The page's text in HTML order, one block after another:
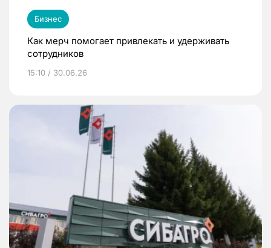
Бизнес
Как мерч помогает привлекать и удерживать
сотрудников
15:10 / 30.06.26